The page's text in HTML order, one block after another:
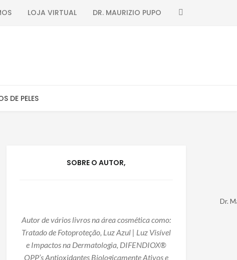
SEARCH
LOJA VIRTUAL DR. MAURIZIO PUPO
DE PELES
SOBRE O AUTOR,
Dr.
Autor de vários livros na área cosmética como:
Tratado de Fotoproteção, Luz Azul | Luz Visível
e Impactos na Dermatologia, DIFENDIOX®
OPP’s Antioxidantes Biologicamente Ativos e